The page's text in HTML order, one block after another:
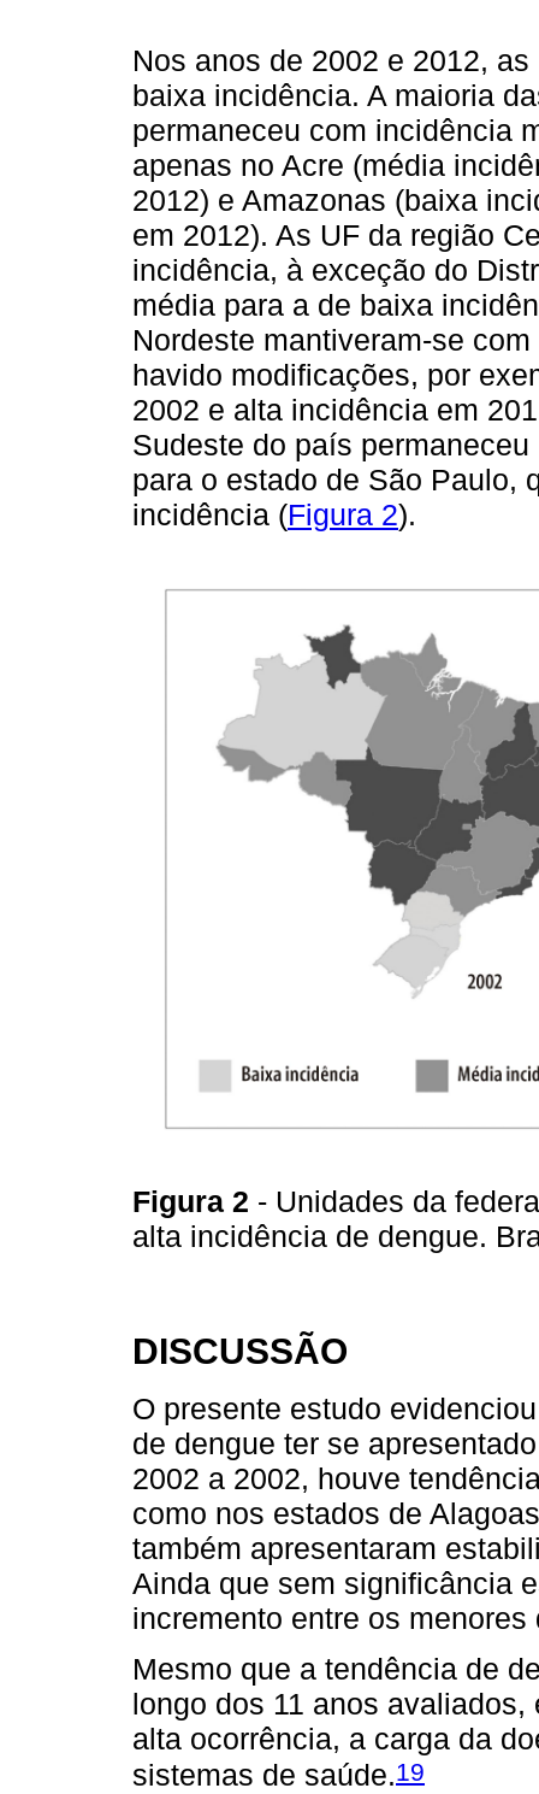
Nos anos de 2002 e 2012,
baixa incidência. A maioria
permaneceu com incidência
apenas no Acre (média
2012) e Amazonas (baixa
em 2012). As UF da região
incidência, à exceção do
média para a de baixa
Nordeste mantiveram-se
havido modificações, por
2002 e alta incidência em
Sudeste do país
para o estado de São Paulo,
incidência (Figura 2).
Figura 2 - Unidades da
alta incidência de dengue.
DISCUSSÃO
O presente estudo
de dengue ter se
2002 a 2002, houve
como nos estados de
também apresentaram
Ainda que sem significância
incremento entre os
Mesmo que a tendência de
longo dos 11 anos
alta ocorrência, a carga da
sistemas de saúde.19